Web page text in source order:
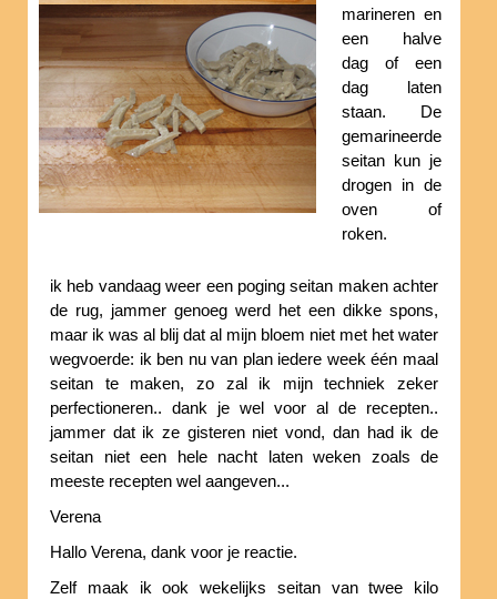
marineren en
een halve
dag of een
dag laten
staan. De
gemarineerde
seitan kun je
drogen in de
oven of
roken.
ik heb vandaag weer een poging seitan maken achter
de rug, jammer genoeg werd het een dikke spons,
maar ik was al blij dat al mijn bloem niet met het water
wegvoerde: ik ben nu van plan iedere week één maal
seitan te maken, zo zal ik mijn techniek zeker
perfectioneren.. dank je wel voor al de recepten..
jammer dat ik ze gisteren niet vond, dan had ik de
seitan niet een hele nacht laten weken zoals de
meeste recepten wel aangeven...
Verena
Hallo Verena, dank voor je reactie.
Zelf maak ik ook wekelijks seitan van twee kilo